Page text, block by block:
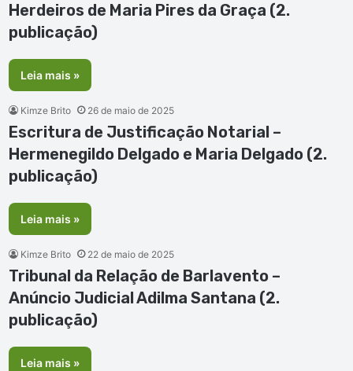
Herdeiros de Maria Pires da Graça (2.
publicação)
Leia mais »
Kimze Brito 26 de maio de 2025
Escritura de Justificação Notarial –
Hermenegildo Delgado e Maria Delgado (2.
publicação)
Leia mais »
Kimze Brito 22 de maio de 2025
Tribunal da Relação de Barlavento –
Anúncio Judicial Adilma Santana (2.
publicação)
Leia mais »